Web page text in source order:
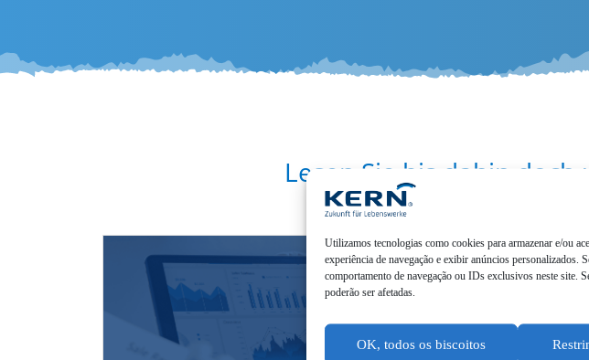
Utiliz­a­mos tecno­lo­gi­as como cookies para armaze­nar e/ou
experiên­cia de navega­ção e exibir anúnci­os perso­na­liz­ados.
compor­ta­men­to de navega­ção ou IDs exclu­si­v­os neste site.
poderão ser afetadas.
OK, todos os biscoitos
Lesen Sie bis dahin